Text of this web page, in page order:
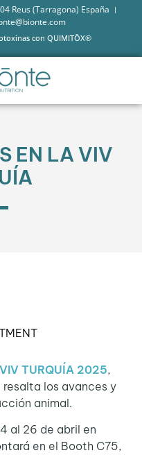
Reus (Tarragona) España
con QUIMITŌX®
EN LA VIV
VIV TURQUÍA 2025,
los avances y
animal.
al 26 de abril en
en el Booth C75,